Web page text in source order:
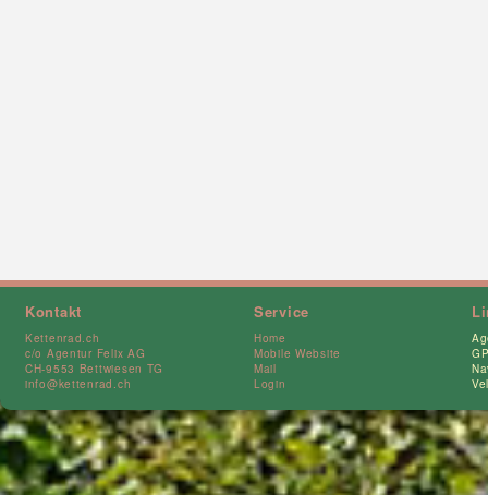
Kontakt
Kettenrad.ch
c/o Agentur Felix AG
CH-9553 Bettwiesen TG
info@kettenrad.ch
Service
Home
Mobile Website
Mail
Login